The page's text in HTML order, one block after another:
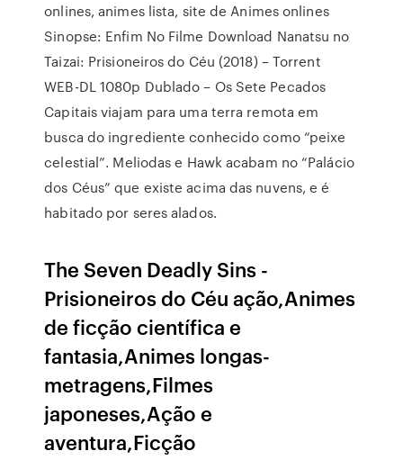
onlines, animes lista, site de Animes onlines
Sinopse: Enfim No Filme Download Nanatsu no
Taizai: Prisioneiros do Céu (2018) – Torrent
WEB-DL 1080p Dublado – Os Sete Pecados
Capitais viajam para uma terra remota em
busca do ingrediente conhecido como “peixe
celestial”. Meliodas e Hawk acabam no “Palácio
dos Céus” que existe acima das nuvens, e é
habitado por seres alados.
The Seven Deadly Sins -
Prisioneiros do Céu ação,Animes
de ficção científica e
fantasia,Animes longas-
metragens,Filmes
japoneses,Ação e
aventura,Ficção